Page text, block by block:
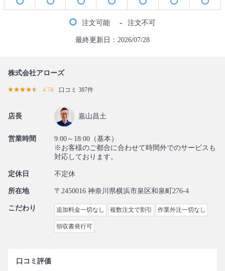
注文可能 - 注文不可
最終更新日：2026/07/28
株式会社アローズ
4.74 口コミ 387件
店長 嘉山昌土
営業時間
9:00～18:00（基本）
※お客様のご都合に合わせて時間外でのサービスも
対応しております。
定休日 不定休
所在地 〒2450016 神奈川県横浜市泉区和泉町276-4
こだわり 追加料金一切なし 複数注文で割引 作業外注一切なし
領収書発行可
口コミ評価